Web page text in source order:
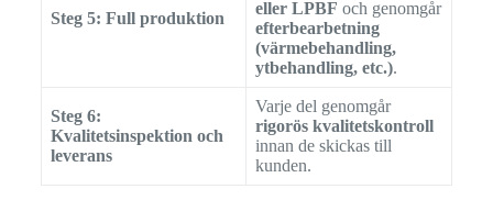
Steg 5: Full produktion
eller LPBF och genomgår
efterbearbetning
(värmebehandling,
ytbehandling, etc.).
Steg 6:
Kvalitetsinspektion och
leverans
Varje del genomgår
rigorös kvalitetskontroll
innan de skickas till
kunden.